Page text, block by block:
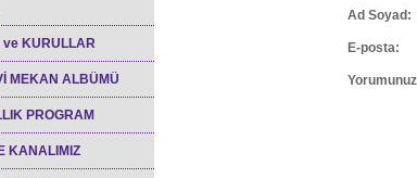
ve KURULLAR
MEKAN ALBÜMÜ
PROGRAM
KANALIMIZ
Ad Soyad:
E-posta: